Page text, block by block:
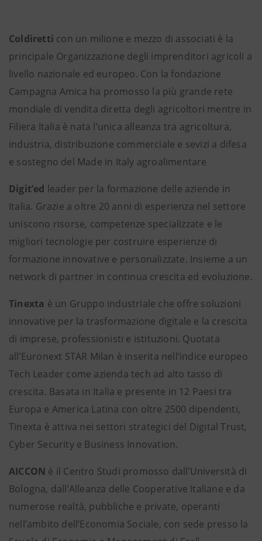
Coldiretti con un milione e mezzo di associati è la
principale Organizzazione degli imprenditori agricoli a
livello nazionale ed europeo. Con la fondazione
Campagna Amica ha promosso la più grande rete
mondiale di vendita diretta degli agricoltori mentre in
Filiera Italia è nata l’unica alleanza tra agricoltura,
industria, distribuzione commerciale e sevizi a difesa
e sostegno del Made in Italy agroalimentare
Digit’ed leader per la formazione delle aziende in
Italia. Grazie a oltre 20 anni di esperienza nel settore
uniscono risorse, competenze specializzate e le
migliori tecnologie per costruire esperienze di
formazione innovative e personalizzate. Insieme a un
network di partner in continua crescita ed evoluzione.
Tinexta è un Gruppo industriale che offre soluzioni
innovative per la trasformazione digitale e la crescita
di imprese, professionisti e istituzioni. Quotata
all’Euronext STAR Milan è inserita nell’indice europeo
Tech Leader come azienda tech ad alto tasso di
crescita. Basata in Italia e presente in 12 Paesi tra
Europa e America Latina con oltre 2500 dipendenti,
Tinexta è attiva nei settori strategici del Digital Trust,
Cyber Security e Business Innovation.
AICCON è il Centro Studi promosso dall’Università di
Bologna, dall’Alleanza delle Cooperative Italiane e da
numerose realtà, pubbliche e private, operanti
nell’ambito dell’Economia Sociale, con sede presso la